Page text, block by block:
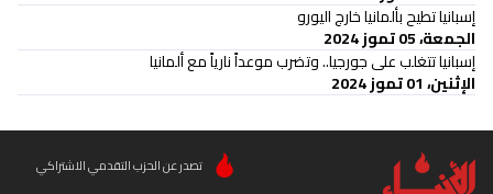
إسبانيا تطيح بألمانيا خارج اليورو
الجمعة، 05 تموز 2024
إسبانيا تتغلب على جورجيا.. وتضرب موعداً نارياً مع ألمانيا
الإثنين، 01 تموز 2024
تصدر عن الحزب التقدمي الاشتراكي